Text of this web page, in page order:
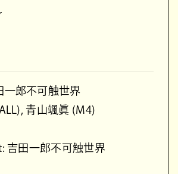
一郎不可触世界
青山颯眞 (M4)
吉田一郎不可触世界